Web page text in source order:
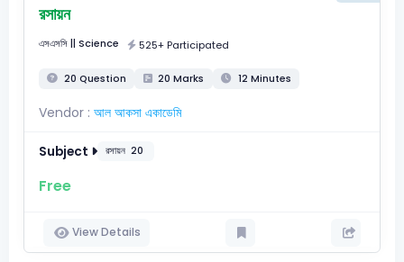
রসায়ন
এসএসসি || Science 525+ Participated
20 Question 20 Marks 12 Minutes
Vendor : আল আকসা একাডেমি
Subject রসায়ন 20
Free
View Details